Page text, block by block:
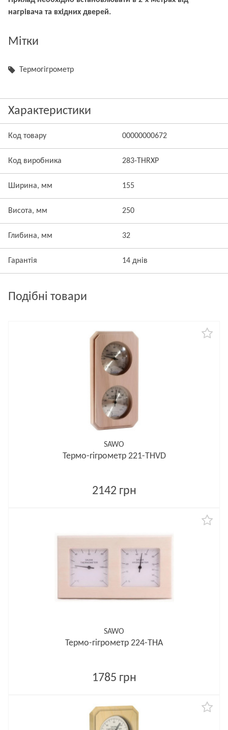
нагрівача та вхідних дверей.
Мітки
Термогігрометр
Характеристики
Код товару 00000000672
Код виробника 283-THRXP
Ширина, мм 155
Висота, мм 250
Глибина, мм 32
Гарантія 14 днів
Подібні товари
SAWO
Термо-гігрометр 221-THVD
2142 грн
SAWO
Термо-гігрометр 224-THA
1785 грн